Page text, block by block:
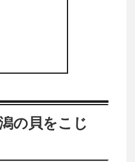
の貝をこじ